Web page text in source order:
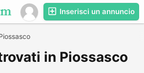
Inserisci un annuncio
in Piossasco